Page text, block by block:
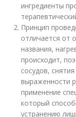
ингредиенты
Принцип
отличается от
названия,
происходит,
сосудов,
выраженности
применение
который
устранению